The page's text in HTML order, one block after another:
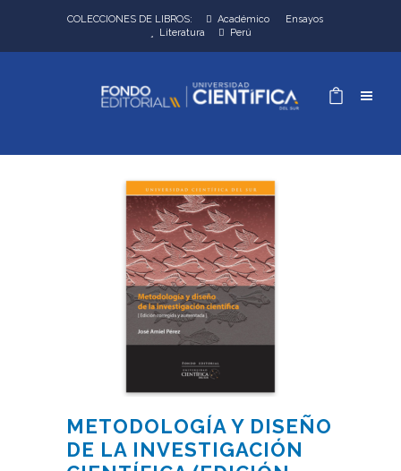
COLECCIONES DE LIBROS: Académico
Ensayos
Literatura
Perú
METODOLOGÍA Y DISEÑO
DE LA INVESTIGACIÓN